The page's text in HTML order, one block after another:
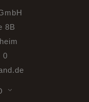
8B
0